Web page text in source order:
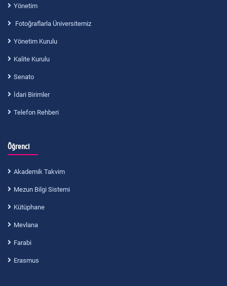
Yönetim
Fotoğraflarla Üniversitemiz
Yönetim Kurulu
Kalite Kurulu
Senato
İdari Birimler
Telefon Rehberi
Öğrenci
Akademik Takvim
Mezun Bilgi Sistemi
Kütüphane
Mevlana
Farabi
Erasmus